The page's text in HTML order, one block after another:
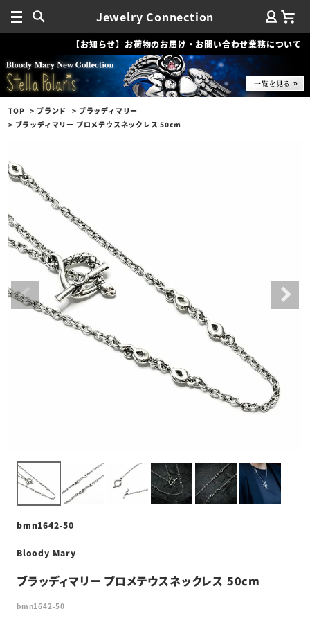
Jewelry Connection
【お知らせ】お荷物のお届け・お問い合わせ業務について
TOP ブランド
ブラッディマリー
ブラッディマリー プロメテウスネックレス 50cm
bmn1642-50
Bloody Mary
ブラッディマリー プロメテウスネックレス 50cm
bmn1642-50